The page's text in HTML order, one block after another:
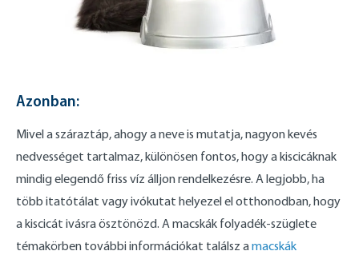
Azonban:
Mivel a száraztáp, ahogy a neve is mutatja, nagyon kevés
nedvességet tartalmaz, különösen fontos, hogy a kiscicáknak
mindig elegendő friss víz álljon rendelkezésre. A legjobb, ha
több itatótálat vagy ivókutat helyezel el otthonodban, hogy
a kiscicát ivásra ösztönözd. A macskák folyadék-szüglete
témakörben további információkat találsz amacskák